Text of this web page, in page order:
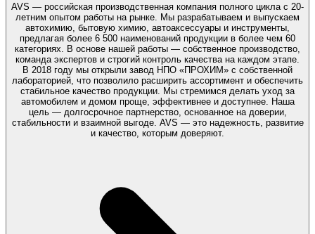
AVS — российская производственная компания полного цикла с 20-
летним опытом работы на рынке. Мы разрабатываем и выпускаем
автохимию, бытовую химию, автоаксессуары и инструменты,
предлагая более 6 500 наименований продукции в более чем 60
категориях. В основе нашей работы — собственное производство,
команда экспертов и строгий контроль качества на каждом этапе.
В 2018 году мы открыли завод НПО «ПРОХИМ» с собственной
лабораторией, что позволило расширить ассортимент и обеспечить
стабильное качество продукции. Мы стремимся делать уход за
автомобилем и домом проще, эффективнее и доступнее. Наша
цель — долгосрочное партнерство, основанное на доверии,
стабильности и взаимной выгоде. AVS — это надежность, развитие
и качество, которым доверяют.